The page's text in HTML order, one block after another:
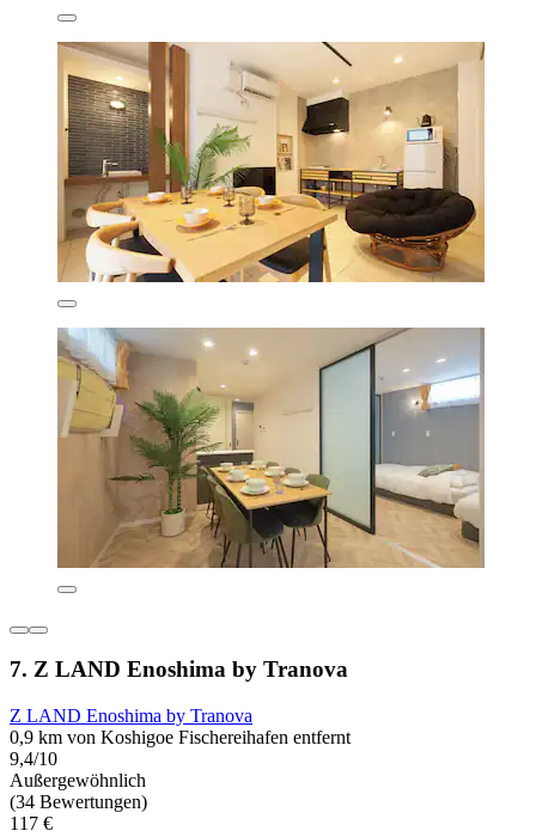
7. Z LAND Enoshima by Tranova
Z LAND Enoshima by Tranova
0,9 km von Koshigoe Fischereihafen entfernt
9,4/10
Außergewöhnlich
(34 Bewertungen)
117 €